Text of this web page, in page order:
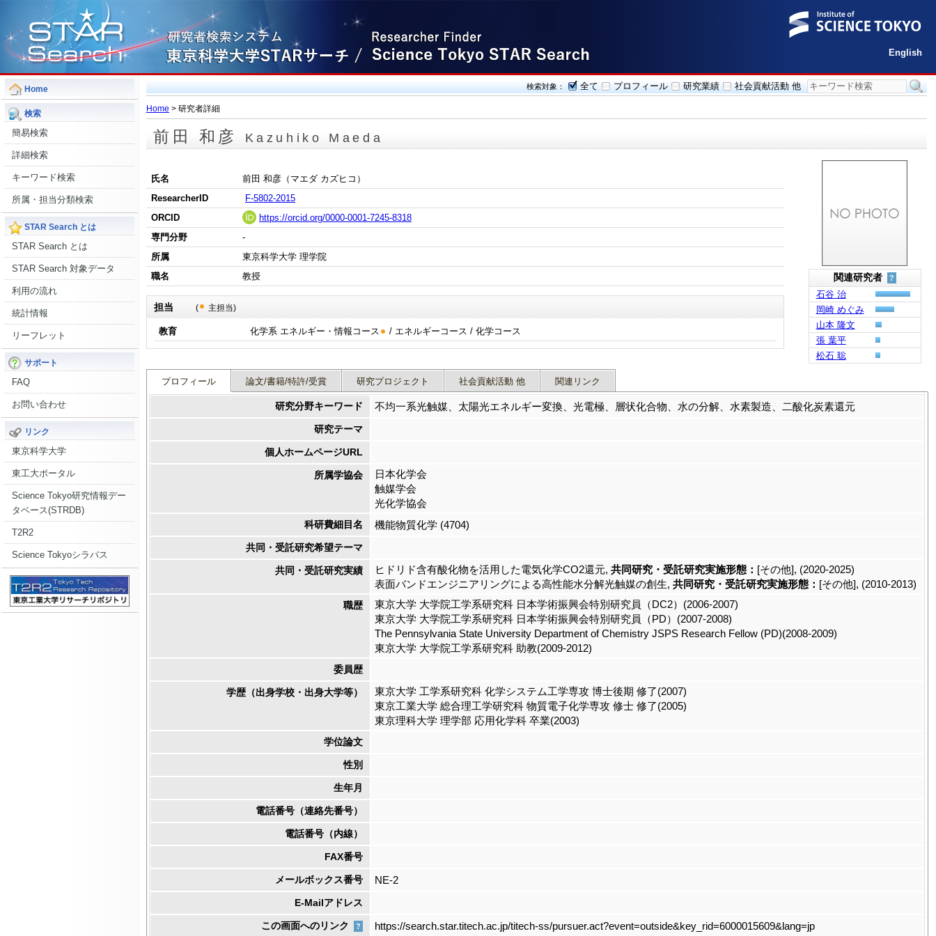
English
Home
検索
簡易検索
詳細検索
キーワード検索
所属・担当分類検索
STAR Search とは
STAR Search とは
STAR Search 対象データ
利用の流れ
統計情報
リーフレット
サポート
FAQ
お問い合わせ
リンク
東京科学大学
東工大ポータル
Science Tokyo研究情報デー
タベース(STRDB)
T2R2
Science Tokyoシラバス
検索対象： 全て プロフィール 研究業績 社会貢献活動 他
Home > 研究者詳細
前田 和彦 Kazuhiko Maeda
関連研究者 ?
石谷 治
岡崎 めぐみ
山本 隆文
張 葉平
松石 聡
氏名
前田 和彦（マエダ カズヒコ）
ResearcherID
F-5802-2015
ORCID
https://orcid.org/0000-0001-7245-8318
専門分野
-
所属
東京科学大学 理学院
職名
教授
( 主担当)
教育 化学系 エネルギー・情報コース / エネルギーコース / 化学コース
プロフィール 論文/書籍/特許/受賞 研究プロジェクト 社会貢献活動 他 関連リンク
研究分野キーワード 不均一系光触媒、太陽光エネルギー変換、光電極、層状化合物、水の分解、水素製造、二酸化炭素還元
研究テーマ
個人ホームページURL
所属学協会
日本化学会
触媒学会
光化学協会
科研費細目名 機能物質化学 (4704)
共同・受託研究希望テーマ
共同・受託研究実績 ヒドリド含有酸化物を活用した電気化学CO2還元, 共同研究・受託研究実施形態： [その他], (2020-2025)
表面バンドエンジニアリングによる高性能水分解光触媒の創生, 共同研究・受託研究実施形態： [その他], (2010-2013)
職歴
東京大学 大学院工学系研究科 日本学術振興会特別研究員（DC2）(2006-2007)
東京大学 大学院工学系研究科 日本学術振興会特別研究員（PD）(2007-2008)
The Pennsylvania State University Department of Chemistry JSPS Research Fellow (PD)(2008-2009)
東京大学 大学院工学系研究科 助教(2009-2012)
委員歴
学歴（出身学校・出身大学等）
東京大学 工学系研究科 化学システム工学専攻 博士後期 修了(2007)
東京工業大学 総合理工学研究科 物質電子化学専攻 修士 修了(2005)
東京理科大学 理学部 応用化学科 卒業(2003)
学位論文
性別
生年月
電話番号（連絡先番号）
電話番号（内線）
FAX番号
メールボックス番号 NE-2
E-Mailアドレス
この画面へのリンク ? https://search.star.titech.ac.jp/titech-ss/pursuer.act?event=outside&key_rid=6000015609&lang=jp